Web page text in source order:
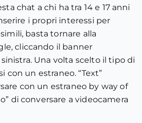
chat a chi ha tra 14 e 17 anni
i propri interessi per
basta tornare alla
cliccando il banner
Una volta scelto il tipo di
con un estraneo. “Text”
con un estraneo by way of
di conversare a videocamera